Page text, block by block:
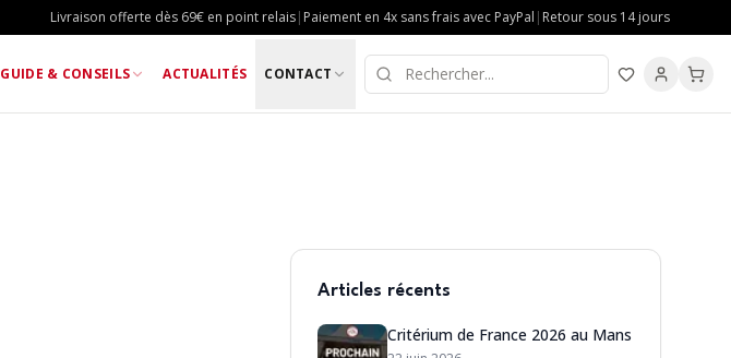
Livraison offerte dès 69€ en point relais| Paiement en 4x sans frais avec PayPal | Retour sous 14 jours
GUIDE & CONSEILS ACTUALITÉS CONTACT
Articles récents
Critérium de France 2026 au Mans